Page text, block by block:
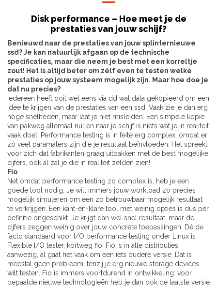
Disk performance – Hoe meet je de
prestaties van jouw schijf?
Benieuwd naar de prestaties van jouw splinternieuwe
ssd? Je kan natuurlijk afgaan op de technische
specificaties, maar die neem je best met een korreltje
zout! Het is altijd beter om zélf even te testen welke
prestaties op jouw systeem mogelijk zijn. Maar hoe doe je
dat nu precies?
Iedereen heeft ooit wel eens via dd wat data gekopieerd om een
idee te krijgen van de prestaties van een ssd. Vaak zie je dan erg
hoge snelheden, maar laat je niet misleiden. Een simpele kopie
van pakweg allemaal nullen naar je schijf is niets wat je in realiteit
vaak doet! Performance testing is in feite erg complex, omdat er
zó veel paramaters zijn die je resultaat beïnvloeden. Het spreekt
voor zich dat fabrikanten graag uitpakken met de best mogelijke
cijfers, ook al zal je die in realiteit zelden zien!
Fio
Net omdat performance testing zo complex is, heb je een
goede tool nodig. Je wilt immers jouw workload zo precies
mogelijk simuleren om een zo betrouwbaar mogelijk resultaat
te verkrijgen. Een kant-en-klare tool met weinig opties is dus per
definitie ongeschikt. Je krijgt dan wel snel resultaat, maar de
cijfers zeggen weinig over jouw concrete toepassingen. Dé de
facto standaard voor I/O performance testing onder Linux is
Flexible I/O tester, kortweg fio. Fio is in alle distributies
aanwezig, al gaat het vaak om een iets oudere versie. Dat is
meestal geen probleem, tenzij je erg nieuwe storage devices
wilt testen. Fio is immers voortdurend in ontwikkeling: voor
bepaalde nieuwe technologieën heb je dan ook de laatste versie